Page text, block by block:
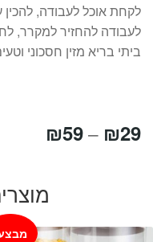
לקחת אוכל לעבודה,
לעבודה להחזיר למקרר,
ביתי בריא מזין חסכוני
₪29
–
₪59
עד